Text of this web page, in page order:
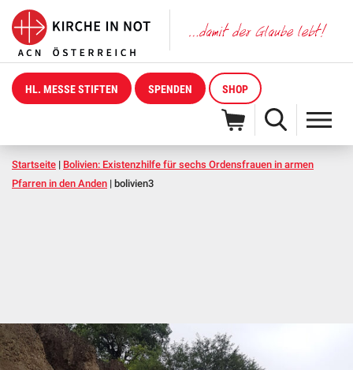
HL. MESSE STIFTEN SPENDEN SHOP
Startseite | Bolivien: Existenzhilfe für sechs Ordensfrauen in armen
Pfarren in den Anden | bolivien3